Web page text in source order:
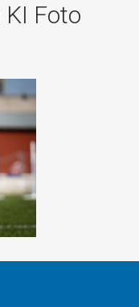
Foto